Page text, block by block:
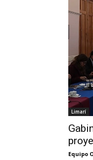
Limarí
Equipo